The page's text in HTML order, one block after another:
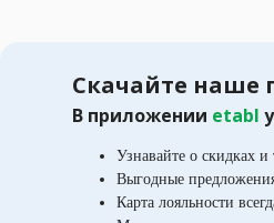
Скачайте наше
В приложении etabl
Узнавайте о скидках
Выгодные
Карта лояльности